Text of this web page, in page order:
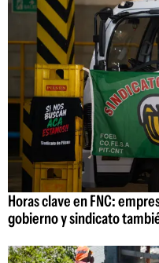
Horas clave en FNC:
gobierno y sindicato